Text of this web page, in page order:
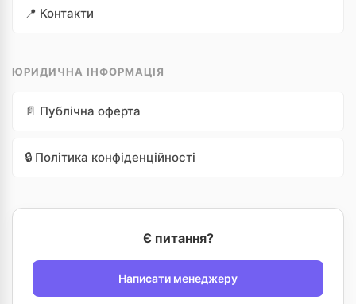
📍 Контакти
ЮРИДИЧНА ІНФОРМАЦІЯ
📄 Публічна оферта
🔒 Політика конфіденційності
Є питання?
Написати менеджеру